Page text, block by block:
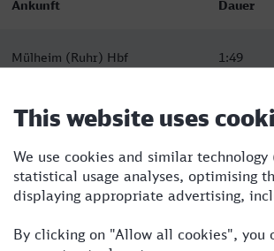
Ankunft Dauer
Mülheim (Ruhr) Hbf
1:49
Mülheim (Ruhr) Hbf
22.08.26
07:56